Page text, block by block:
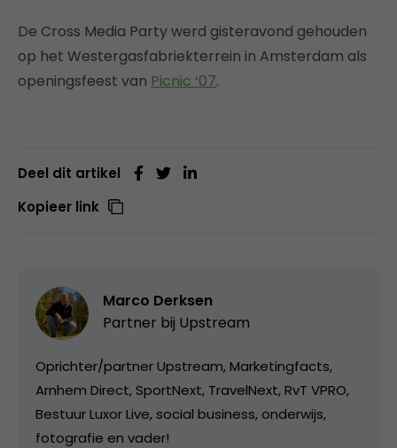
De Cross Media Party werd gisteravond gehouden
op het Westergasfabriekterrein in Amsterdam als
openingsfeest van Picnic ‘07.
Deel dit artikel
Kopieer link
Marco Derksen
Partner bij Upstream
Oprichter/partner Upstream, Marketingfacts,
Arnhem Direct, SportNext, TravelNext, RvT VPRO,
Bestuur Luxor Live, social business, onderwijs,
fotografie en vader!